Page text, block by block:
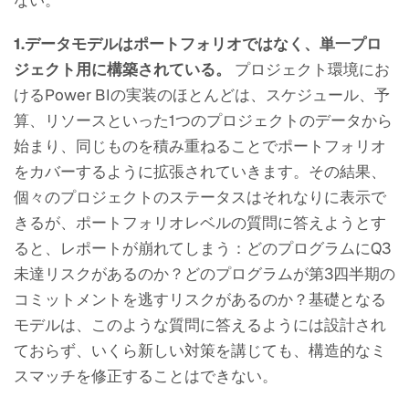
1.データモデルはポートフォリオではなく、単一プロ
ジェクト用に構築されている。
プロジェクト環境にお
けるPower BIの実装のほとんどは、スケジュール、予
算、リソースといった1つのプロジェクトのデータから
始まり、同じものを積み重ねることでポートフォリオ
をカバーするように拡張されていきます。その結果、
個々のプロジェクトのステータスはそれなりに表示で
きるが、ポートフォリオレベルの質問に答えようとす
ると、レポートが崩れてしまう：どのプログラムにQ3
未達リスクがあるのか？どのプログラムが第3四半期の
コミットメントを逃すリスクがあるのか？基礎となる
モデルは、このような質問に答えるようには設計され
ておらず、いくら新しい対策を講じても、構造的なミ
スマッチを修正することはできない。